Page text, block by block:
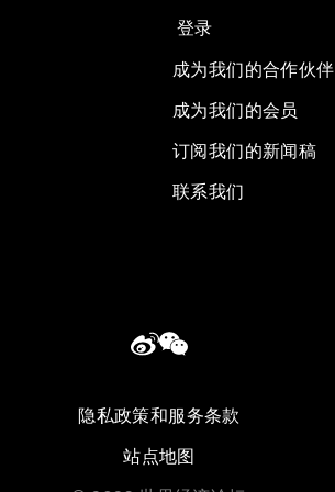
登录
成为我们的合作伙伴
成为我们的会员
订阅我们的新闻稿
联系我们
隐私政策和服务条款
站点地图